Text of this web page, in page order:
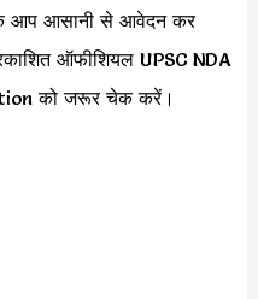
आप आसानी से आवेदन कर
ऑफीशियल UPSC NDA
को जरूर चेक करें।